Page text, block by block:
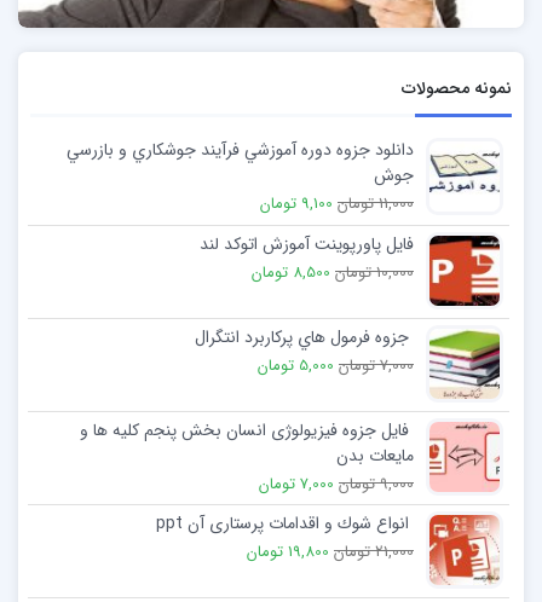
نمونه محصولات
دانلود جزوه دوره آموزشي فرآيند جوشكاري و بازرسي
جوش
11,000 تومان 9,100 تومان
فایل پاورپوینت آموزش اتوکد لند
10,000 تومان 8,500 تومان
جزوه فرمول هاي پركاربرد انتگرال
7,000 تومان 5,000 تومان
فایل جزوه فیزیولوژی انسان بخش پنجم کلیه ها و
مایعات بدن
9,000 تومان 7,000 تومان
انواع شوك و اقدامات پرستاری آن ppt
21,000 تومان 19,800 تومان